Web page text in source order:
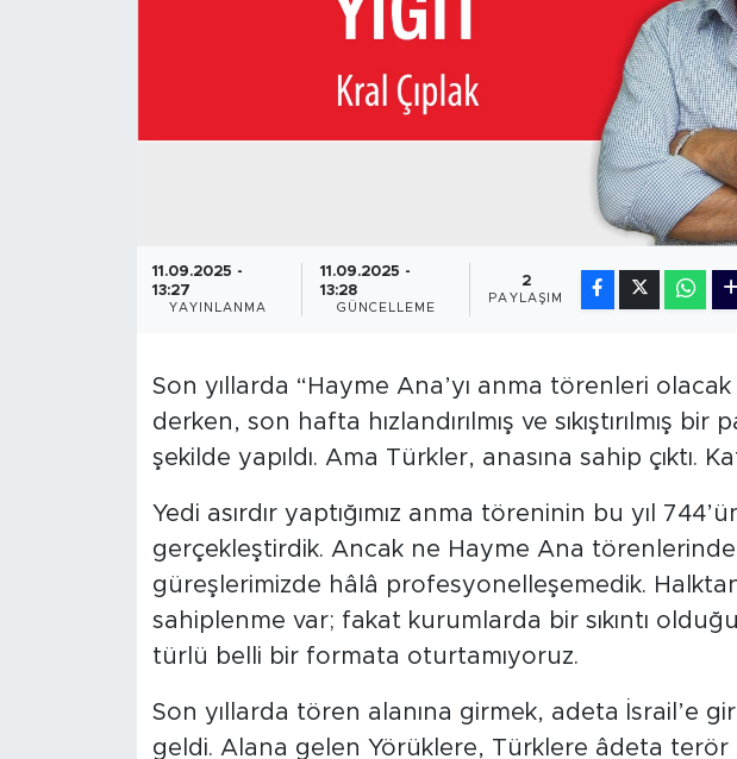
11.09.2025 -
13:27
YAYINLANMA
11.09.2025 -
13:28
GÜNCELLEME
2
PAYLAŞIM
Son yıllarda “Hayme Ana’yı anma törenleri olacak
derken, son hafta hızlandırılmış ve sıkıştırılmış
şekilde yapıldı. Ama Türkler, anasına sahip çıktı.
Yedi asırdır yaptığımız anma töreninin bu yıl
gerçekleştirdik. Ancak ne Hayme Ana
güreşlerimizde hâlâ profesyonelleşemedik.
sahiplenme var; fakat kurumlarda bir sıkıntı
türlü belli bir formata oturtamıyoruz.
Son yıllarda tören alanına girmek, adeta İsrail’e
geldi. Alana gelen Yörüklere, Türklere âdeta terör